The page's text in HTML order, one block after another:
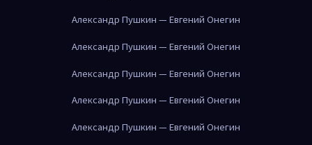
Александр Пушкин — Евгений Онегин
Александр Пушкин — Евгений Онегин
Александр Пушкин — Евгений Онегин
Александр Пушкин — Евгений Онегин
Александр Пушкин — Евгений Онегин